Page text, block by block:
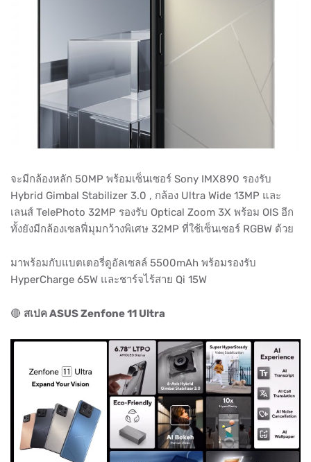
จะมีกล้องหลัก 50MP พร้อมเซ็นเซอร์ Sony IMX890 รองรับ
Hybrid Gimbal Stabilizer 3.0 , กล้อง Ultra Wide 13MP และ
เลนส์ TelePhoto 32MP รองรับ Optical Zoom 3X พร้อม OIS อีก
ทั้งยังมีกล้องเซลฟี่มุมกว้างพิเศษ 32MP ที่ใช้เซ็นเซอร์ RGBW ด้วย
มาพร้อมกับแบตเตอรี่ดูอัลเซลล์ 5500mAh พร้อมรองรับ
HyperCharge 65W และชาร์จไร้สาย Qi 15W
🔴 สเปค ASUS Zenfone 11 Ultra